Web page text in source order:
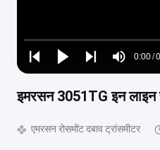
Play
Play
Play
Mute
Time
0:00/
Loaded:
0%
इमरसन 3051TG इन लाइन
एमरसन रोसमोंट दबाव ट्रांसमीटर